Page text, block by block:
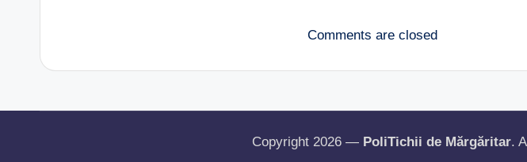
Comments are closed
Copyright 2026 — PoliTichii de Mărgăritar.